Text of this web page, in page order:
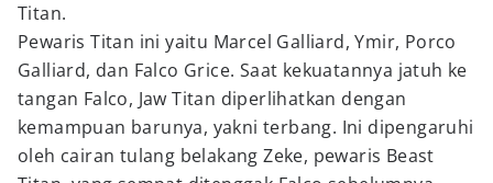
Titan.
Pewaris Titan ini yaitu Marcel Galliard, Ymir, Porco
Galliard, dan Falco Grice. Saat kekuatannya jatuh ke
tangan Falco, Jaw Titan diperlihatkan dengan
kemampuan barunya, yakni terbang. Ini dipengaruhi
oleh cairan tulang belakang Zeke, pewaris Beast